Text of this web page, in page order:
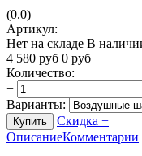
(0.0)
Артикул:
Нет на складе В
4 580 руб 0 руб
Количество:
−
Варианты:
Купить
Скидка +
ОписаниеКомментарии